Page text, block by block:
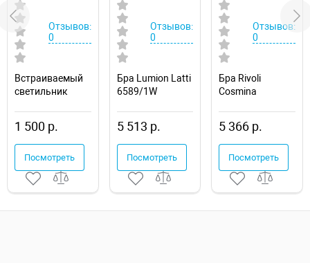
Отзывов:
0
Встраиваемый
светильник
1 500 р.
Посмотреть
Отзывов:
0
Бра Lumion Latti
6589/1W
5 513 р.
Посмотреть
Отзывов:
0
Бра Rivoli
Cosmina
5 366 р.
Посмотреть